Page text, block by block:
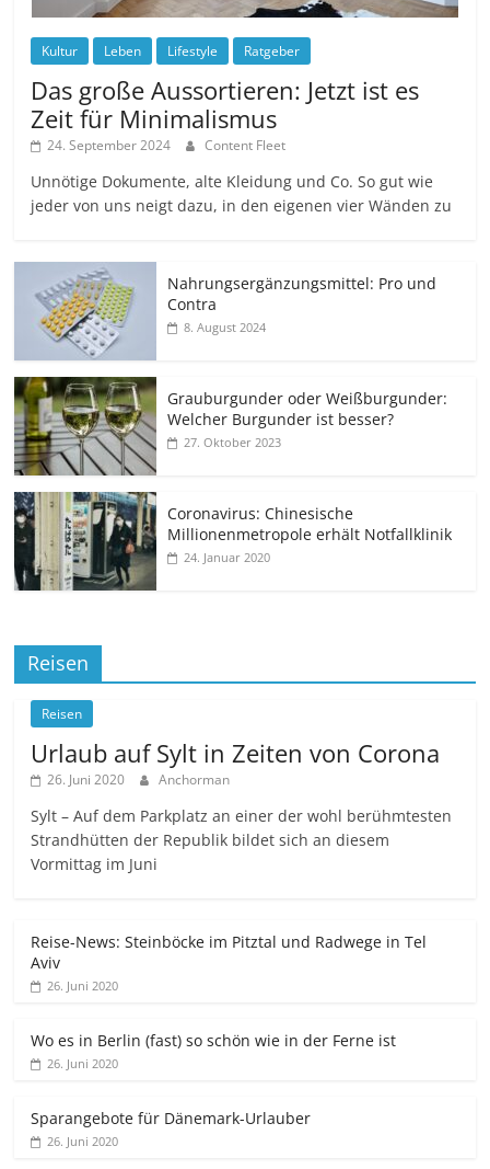
Kultur Leben Lifestyle Ratgeber
Das große Aussortieren: Jetzt ist es
Zeit für Minimalismus
24. September 2024 Content Fleet
Unnötige Dokumente, alte Kleidung und Co. So gut wie
jeder von uns neigt dazu, in den eigenen vier Wänden zu
Nahrungsergänzungsmittel: Pro und
Contra
8. August 2024
Grauburgunder oder Weißburgunder:
Welcher Burgunder ist besser?
27. Oktober 2023
Coronavirus: Chinesische
Millionenmetropole erhält Notfallklinik
24. Januar 2020
Reisen
Reisen
Urlaub auf Sylt in Zeiten von Corona
26. Juni 2020 Anchorman
Sylt – Auf dem Parkplatz an einer der wohl berühmtesten
Strandhütten der Republik bildet sich an diesem
Vormittag im Juni
Reise-News: Steinböcke im Pitztal und Radwege in Tel
Aviv
26. Juni 2020
Wo es in Berlin (fast) so schön wie in der Ferne ist
26. Juni 2020
Sparangebote für Dänemark-Urlauber
26. Juni 2020